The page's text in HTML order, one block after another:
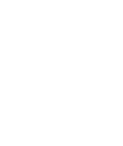
espèces et d'autres